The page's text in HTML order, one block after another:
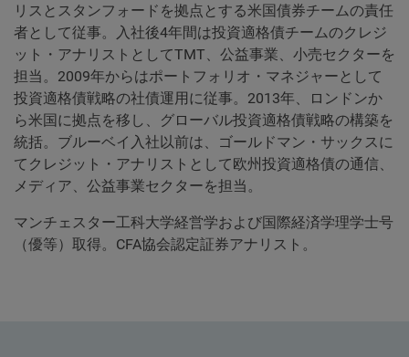
リスとスタンフォードを拠点とする米国債券チームの責任
者として従事。入社後4年間は投資適格債チームのクレジ
ット・アナリストとしてTMT、公益事業、小売セクターを
担当。2009年からはポートフォリオ・マネジャーとして
投資適格債戦略の社債運用に従事。2013年、ロンドンか
ら米国に拠点を移し、グローバル投資適格債戦略の構築を
統括。ブルーベイ入社以前は、ゴールドマン・サックスに
てクレジット・アナリストとして欧州投資適格債の通信、
メディア、公益事業セクターを担当。
マンチェスター工科大学経営学および国際経済学理学士号
（優等）取得。CFA協会認定証券アナリスト。